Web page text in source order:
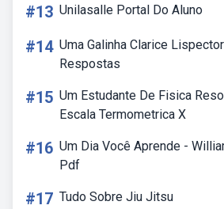
#13 Unilasalle Portal Do Aluno
#14 Uma Galinha Clarice
Respostas
#15 Um Estudante De Fisica
Escala Termometrica X
#16 Um Dia Você Aprende -
Pdf
#17 Tudo Sobre Jiu Jitsu